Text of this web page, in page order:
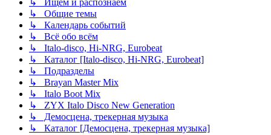
↳ Общие темы
↳ Календарь событий
↳ Всё обо всём
↳ Italo-disco, Hi-NRG, Eurobeat
↳ Каталог [Italo-disco, Hi-NRG, Eurobeat]
↳ Подразделы
↳ Brayan Master Mix
↳ Italo Boot Mix
↳ ZYX Italo Disco New Generation
↳ Демосцена, трекерная музыка
↳ Каталог [Демосцена, трекерная музыка]